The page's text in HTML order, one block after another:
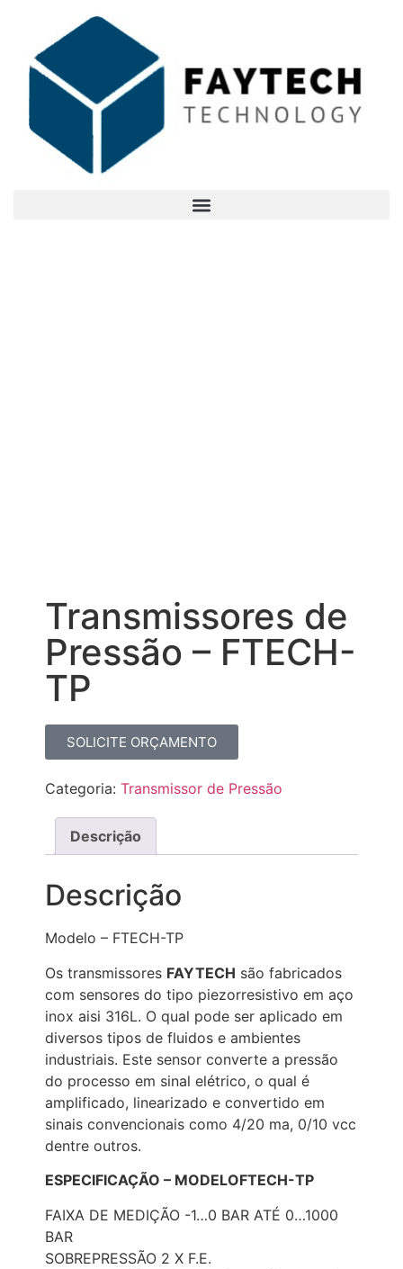
Transmissores de
Pressão – FTECH-
TP
SOLICITE ORÇAMENTO
Categoria: Transmissor de Pressão
Descrição
Descrição
Modelo – FTECH-TP
Os transmissores FAYTECH são fabricados
com sensores do tipo piezorresistivo em aço
inox aisi 316L. O qual pode ser aplicado em
diversos tipos de fluidos e ambientes
industriais. Este sensor converte a pressão
do processo em sinal elétrico, o qual é
amplificado, linearizado e convertido em
sinais convencionais como 4/20 ma, 0/10 vcc
dentre outros.
ESPECIFICAÇÃO – MODELOFTECH-TP
FAIXA DE MEDIÇÃO -1…0 BAR ATÉ 0…1000
BAR
SOBREPRESSÃO 2 X F.E.